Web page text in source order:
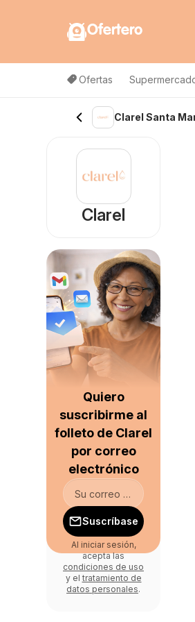
Ofertero
Ofertas
Clarel Santa
Clarel
Quiero
suscribirme al
folleto de Clarel
por correo
electrónico
Suscríbase
Al iniciar sesión,
acepta las
condiciones de uso
y el tratamiento de
datos personales.